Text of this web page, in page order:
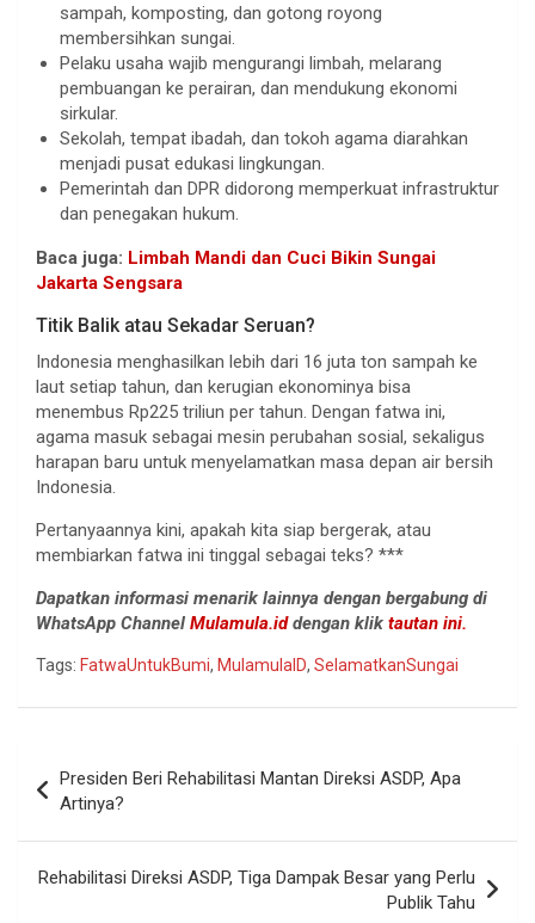
sampah, komposting, dan gotong royong
membersihkan sungai.
Pelaku usaha wajib mengurangi limbah, melarang
pembuangan ke perairan, dan mendukung ekonomi
sirkular.
Sekolah, tempat ibadah, dan tokoh agama diarahkan
menjadi pusat edukasi lingkungan.
Pemerintah dan DPR didorong memperkuat infrastruktur
dan penegakan hukum.
Baca juga: Limbah Mandi dan Cuci Bikin Sungai
Jakarta Sengsara
Titik Balik atau Sekadar Seruan?
Indonesia menghasilkan lebih dari 16 juta ton sampah ke
laut setiap tahun, dan kerugian ekonominya bisa
menembus Rp225 triliun per tahun. Dengan fatwa ini,
agama masuk sebagai mesin perubahan sosial, sekaligus
harapan baru untuk menyelamatkan masa depan air bersih
Indonesia.
Pertanyaannya kini, apakah kita siap bergerak, atau
membiarkan fatwa ini tinggal sebagai teks? ***
Dapatkan informasi menarik lainnya dengan bergabung di
WhatsApp Channel Mulamula.iddengan klik tautan ini.
Tags: FatwaUntukBumi, MulamulaID, SelamatkanSungai
pos
Presiden Beri Rehabilitasi Mantan Direksi ASDP, Apa
Artinya?
Rehabilitasi Direksi ASDP, Tiga Dampak Besar yang Perlu
Publik Tahu